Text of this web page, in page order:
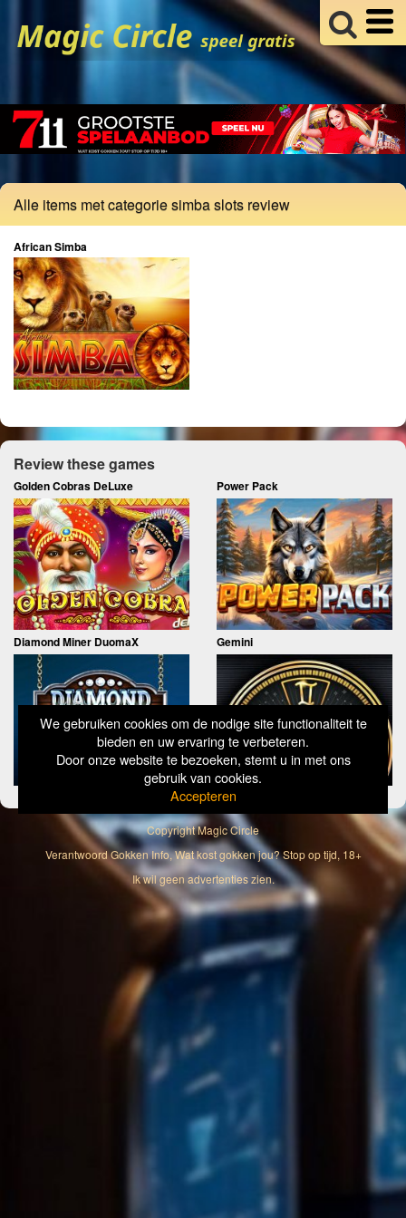
We gebruiken cookies om de nodige site functionaliteit te
bieden en uw ervaring te verbeteren.
Door onze website te bezoeken, stemt u in met ons
gebruik van cookies.
Accepteren
Alle items met categorie simba slots review
African Simba
Review these games
Golden Cobras DeLuxe Power Pack
Diamond Miner DuomaX Gemini
CopyrightMagic Circle
Verantwoord Gokken Info, Wat kost gokken jou? Stop op tijd, 18+
Ik wil geen advertenties zien.